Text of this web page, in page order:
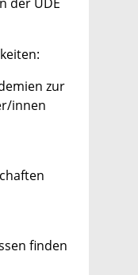
zur
innen
finden